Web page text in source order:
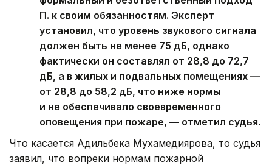
П. к своим обязанностям. Эксперт
установил, что уровень звукового сигнала
должен быть не менее 75 дБ, однако
фактически он составлял от 28,8 до 72,7
дБ, а в жилых и подвальных помещениях —
от 28,8 до 58,2 дБ, что ниже нормы
и не обеспечивало своевременного
оповещения при пожаре, — отметил судья.
Что касается Адильбека Мухамедиярова, то судья
заявил, что вопреки нормам пожарной